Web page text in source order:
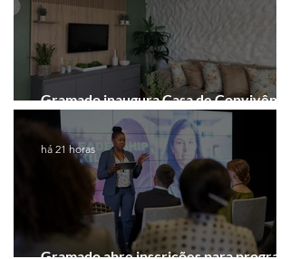
Gramado inaugura Casa de Convivência
dedicada às mulheres
há 21 horas